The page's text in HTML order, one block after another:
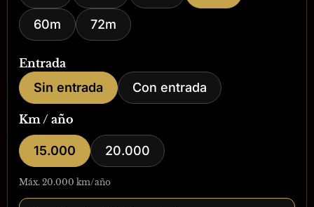
60m 72m
Entrada
Sin entrada Con entrada
Km / año
15.000 20.000
Máx. 20.000 km/año